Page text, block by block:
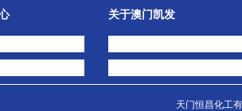
关于澳门凯发
天门恒昌化工